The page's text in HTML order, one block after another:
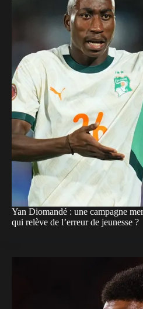
Yan Diomandé : une campagne
qui relève de l’erreur de jeunesse ?